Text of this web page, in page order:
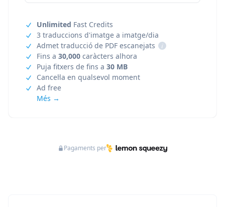
Unlimited Fast Credits
3 traduccions d'imatge a imatge/dia
Admet traducció de PDF escanejats
i
Fins a 30,000 caràcters alhora
Puja fitxers de fins a 30 MB
Cancel·la en qualsevol moment
Ad free
Més →
Pagaments per